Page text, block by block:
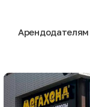
Арендодателям